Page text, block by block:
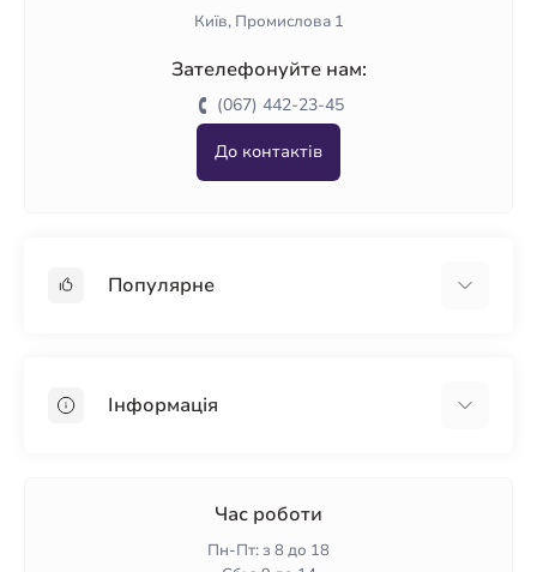
Київ, Промислова 1
Зателефонуйте нам:
(067) 442-23-45
До контактів
Популярне
ПінопластІнформація
Час роботи
Пн-Пт: з 8 до 18